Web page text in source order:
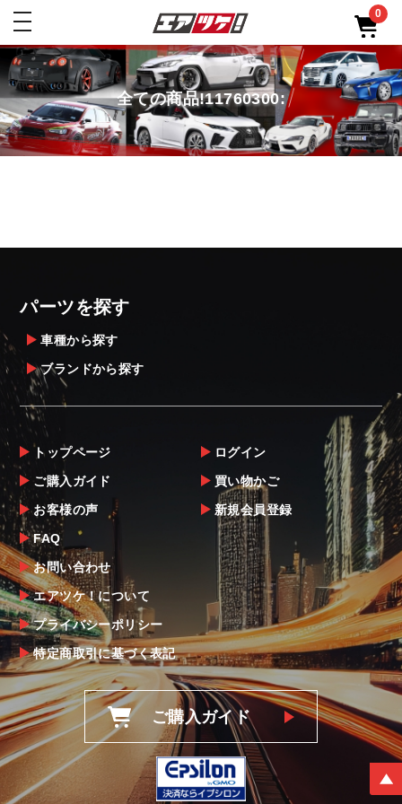
toggle
0
全ての商品!11760300:
パーツを探す
車種から探す
ブランドから探す
トップページ
ご購入ガイド
お客様の声
FAQ
お問い合わせ
エアツケ！について
プライバシーポリシー
特定商取引に基づく表記
ログイン
買い物かご
新規会員登録
ご購入ガイド